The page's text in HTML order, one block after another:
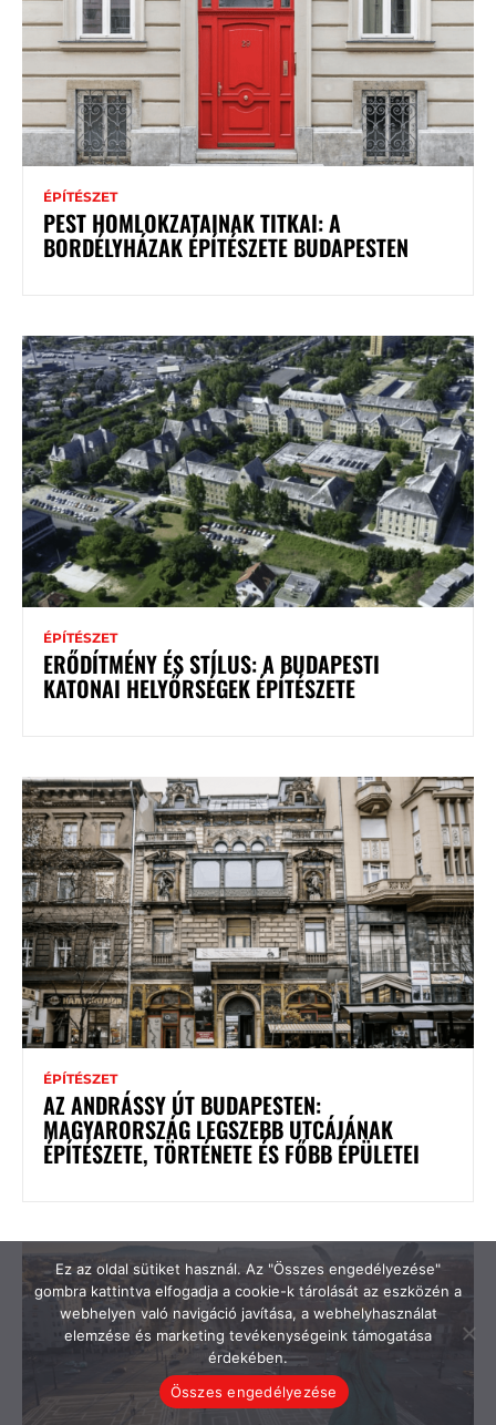
ÉPÍTÉSZET
PEST HOMLOKZATAINAK TITKAI: A
BORDÉLYHÁZAK ÉPÍTÉSZETE BUDAPESTEN
ÉPÍTÉSZET
ERŐDÍTMÉNY ÉS STÍLUS: A BUDAPESTI
KATONAI HELYŐRSÉGEK ÉPÍTÉSZETE
ÉPÍTÉSZET
AZ ANDRÁSSY ÚT BUDAPESTEN:
MAGYARORSZÁG LEGSZEBB UTCÁJÁNAK
ÉPÍTÉSZETE, TÖRTÉNETE ÉS FŐBB ÉPÜLETEI
Ez az oldal sütiket használ. Az "Összes engedélyezése"
gombra kattintva elfogadja a cookie-k tárolását az eszközén a
webhelyen való navigáció javítása, a webhelyhasználat
elemzése és marketing tevékenységeink támogatása
érdekében.
Összes engedélyezése